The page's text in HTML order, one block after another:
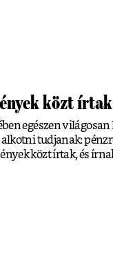
közt
egészen
tudjanak:
közt írtak, és